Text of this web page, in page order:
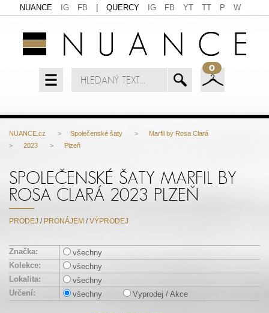
NUANCE IG FB QUERCY IG FB YT TT P W
0
NUANCE.cz > Společenské šaty >
Marfil by Rosa Clará
>
2023 > Plzeň
SPOLEČENSKÉ ŠATY MARFIL BY
ROSA CLARÁ 2023 PLZEŇ
PRODEJ / PRONÁJEM /VÝPRODEJ
Značka:
všechny
Kolekce:
všechny
Lokalita:
všechny
Určení:
všechny Vyprodej / Akce